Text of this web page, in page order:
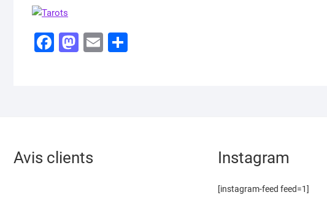
F
o
M
n
E
Avis clients Instagram
[instagram-feed feed=1]